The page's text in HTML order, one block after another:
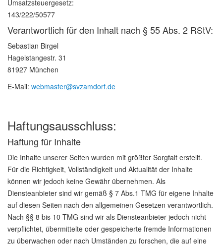
Umsatzsteuergesetz:
143/222/50577
Verantwortlich für den Inhalt nach § 55 Abs. 2 RStV:
Sebastian Birgel
Hagelstangestr. 31
81927 München
E-Mail: webmaster@svzamdorf.de
Haftungsausschluss:
Haftung für Inhalte
Die Inhalte unserer Seiten wurden mit größter Sorgfalt erstellt.
Für die Richtigkeit, Vollständigkeit und Aktualität der Inhalte
können wir jedoch keine Gewähr übernehmen. Als
Diensteanbieter sind wir gemäß § 7 Abs.1 TMG für eigene Inhalte
auf diesen Seiten nach den allgemeinen Gesetzen verantwortlich.
Nach §§ 8 bis 10 TMG sind wir als Diensteanbieter jedoch nicht
verpflichtet, übermittelte oder gespeicherte fremde Informationen
zu überwachen oder nach Umständen zu forschen, die auf eine